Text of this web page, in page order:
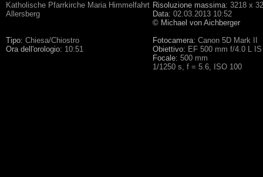
Katholische Pfarrkirche Maria Himmelfahrt
Allersberg
Tipo: Chiesa/Chiostro
Ora dell'orologio: 10:51
Risoluzione massima: 3218 x
Data: 02.03.2013 10:52
© Michael von Aichberger
Fotocamera: Canon 5D Mark II
Obiettivo: EF 500 mm f/4.0 L
Focale: 500 mm
1/1250 s, f = 5.6, ISO 100